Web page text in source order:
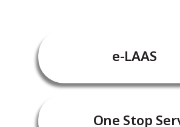
e-LAAS
One Stop